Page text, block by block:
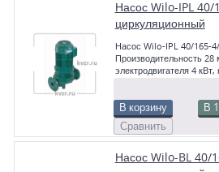
Насос Wilo-IPL 40/
циркуляционный
Насос Wilo-IPL 40/165-
Производительность
электродвигателя 4
В корзину В
Сравнить
Насос Wilo-BL 40/